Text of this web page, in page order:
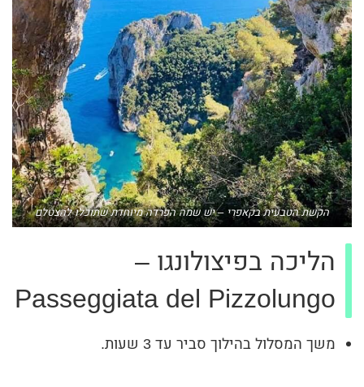
הקשת הטבעית בקאפרי – יש שמה הפרדה מיוחדת שתוכלו להצטלם
הליכה בפיצולונגו –
Passeggiata del Pizzolungo
משך המסלול בהילוך סביר עד 3 שעות.